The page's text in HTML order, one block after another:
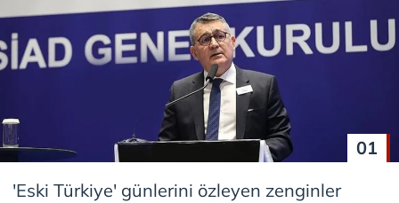
01
'Eski Türkiye' günlerini özleyen zenginler